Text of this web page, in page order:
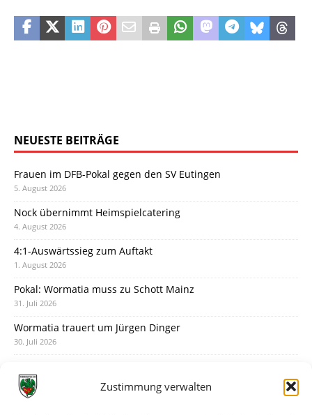
Zustimmung verwalten
NEUESTE BEITRÄGE
Frauen im DFB-Pokal gegen den SV Eutingen
5. August 2026
Nock übernimmt Heimspielcatering
4. August 2026
4:1-Auswärtssieg zum Auftakt
1. August 2026
Pokal: Wormatia muss zu Schott Mainz
31. Juli 2026
Wormatia trauert um Jürgen Dinger
30. Juli 2026
28. Juli 2026